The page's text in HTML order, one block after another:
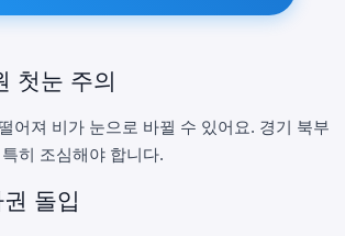
첫눈 주의
어져 비가 눈으로 바뀔 수 있어요. 경기 북부
히 조심해야 합니다.
돌입